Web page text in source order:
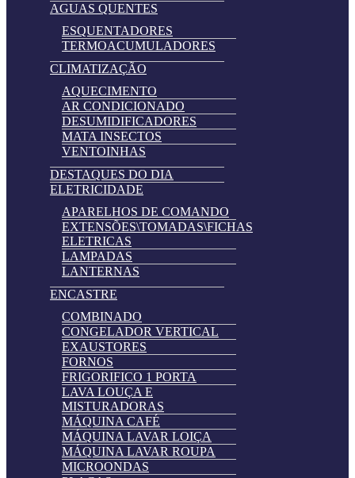
AGUAS QUENTES
ESQUENTADORES
TERMOACUMULADORES
CLIMATIZAÇÃO
AQUECIMENTO
AR CONDICIONADO
DESUMIDIFICADORES
MATA INSECTOS
VENTOINHAS
DESTAQUES DO DIA
ELETRICIDADE
APARELHOS DE COMANDO
EXTENSÕES\TOMADAS\FICHAS
ELETRICAS
LAMPADAS
LANTERNAS
ENCASTRE
COMBINADO
CONGELADOR VERTICAL
EXAUSTORES
FORNOS
FRIGORIFICO 1 PORTA
LAVA LOUÇA E
MISTURADORAS
MÁQUINA CAFÉ
MÁQUINA LAVAR LOIÇA
MÁQUINA LAVAR ROUPA
MICROONDAS